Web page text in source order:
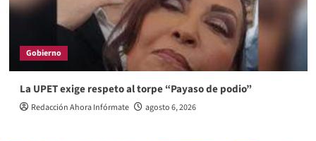
Gobierno
La UPET exige respeto al torpe “Payaso de podio”
Redacción Ahora Infórmate agosto 6, 2026